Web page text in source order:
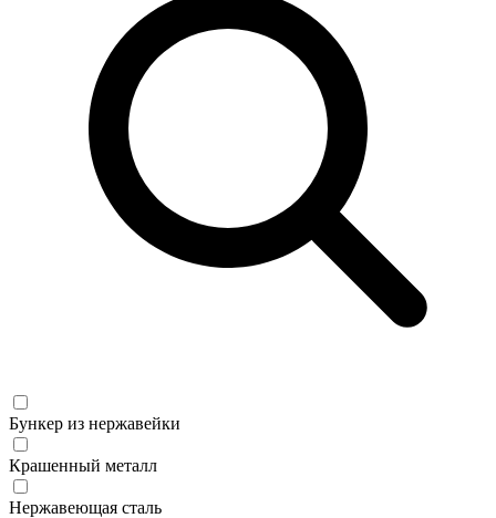
Бункер из нержавейки
Крашенный металл
Нержавеющая сталь